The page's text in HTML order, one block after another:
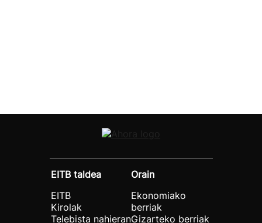
EITB taldea
EITB
Kirolak
Telebista nahieran
Orain
Ekonomiako
berriak
Gizarteko berriak